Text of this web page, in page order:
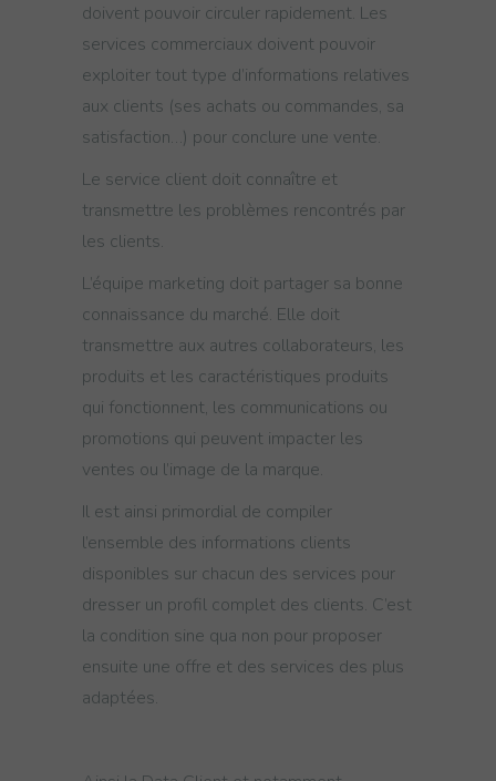
doivent pouvoir circuler rapidement. Les
services commerciaux doivent pouvoir
exploiter tout type d’informations relatives
aux clients (ses achats ou commandes, sa
satisfaction…) pour conclure une vente.
Le service client doit connaître et
transmettre les problèmes rencontrés par
les clients.
L’équipe marketing doit partager sa bonne
connaissance du marché. Elle doit
transmettre aux autres collaborateurs, les
produits et les caractéristiques produits
qui fonctionnent, les communications ou
promotions qui peuvent impacter les
ventes ou l’image de la marque.
Il est ainsi primordial de compiler
l’ensemble des informations clients
disponibles sur chacun des services pour
dresser un profil complet des clients. C’est
la condition sine qua non pour proposer
ensuite une offre et des services des plus
adaptées.